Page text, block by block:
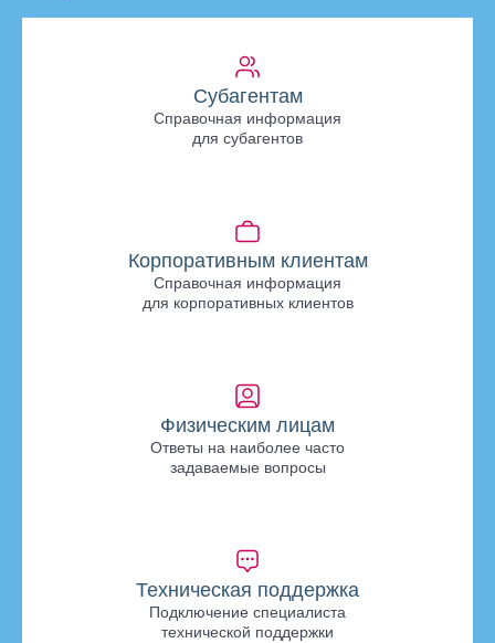
Субагентам
Справочная информация
для субагентов
Корпоративным клиентам
Справочная информация
для корпоративных клиентов
Физическим лицам
Ответы на наиболее часто
задаваемые вопросы
Техническая поддержка
Подключение специалиста
технической поддержки